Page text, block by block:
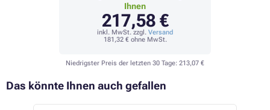
Ihnen
217,58 €
inkl. MwSt. zzgl. Versand
181,32 €ohne MwSt.
Niedrigster Preis der letzten 30 Tage: 213,07 €
Das könnte Ihnen auch gefallen